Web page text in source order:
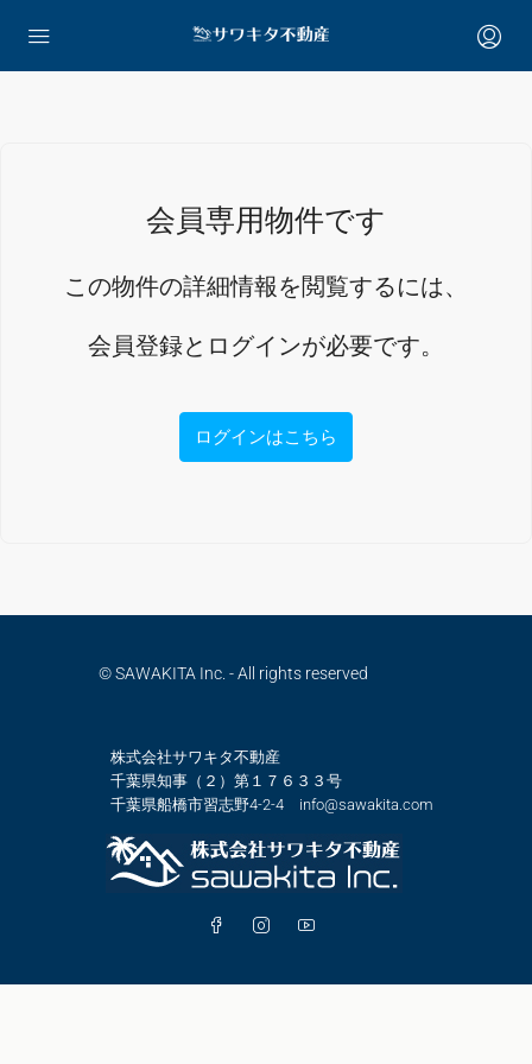
会員専用物件です
この物件の詳細情報を閲覧するには、
会員登録とログインが必要です。
ログインはこちら
© SAWAKITA Inc. - All rights reserved
株式会社サワキタ不動産
千葉県知事（２）第１７６３３号
千葉県船橋市習志野4-2-4 info@sawakita.com